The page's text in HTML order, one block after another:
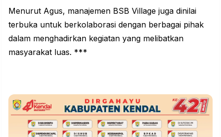
Menurut Agus, manajemen BSB Village juga dinilai
terbuka untuk berkolaborasi dengan berbagai pihak
dalam menghadirkan kegiatan yang melibatkan
masyarakat luas. ***